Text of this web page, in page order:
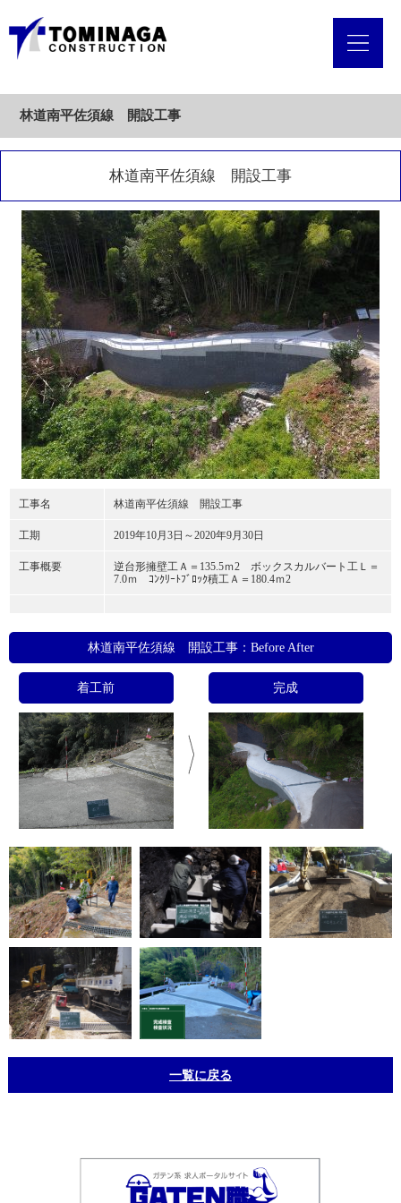
林道南平佐須線 開設工事
林道南平佐須線 開設工事
工事名 林道南平佐須線 開設工事
工期 2019年10月3日～2020年9月30日
工事概要
逆台形擁壁工Ａ＝135.5ｍ2 ボックスカルバート工Ｌ＝
7.0ｍ ｺﾝｸﾘｰﾄﾌﾞﾛｯｸ積工Ａ＝180.4ｍ2
林道南平佐須線 開設工事：Before After
着工前 完成
一覧に戻る